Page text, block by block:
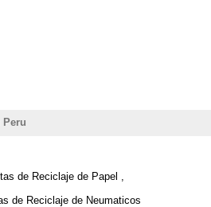
Peru
de Reciclaje de Papel ,
de Reciclaje de Neumaticos